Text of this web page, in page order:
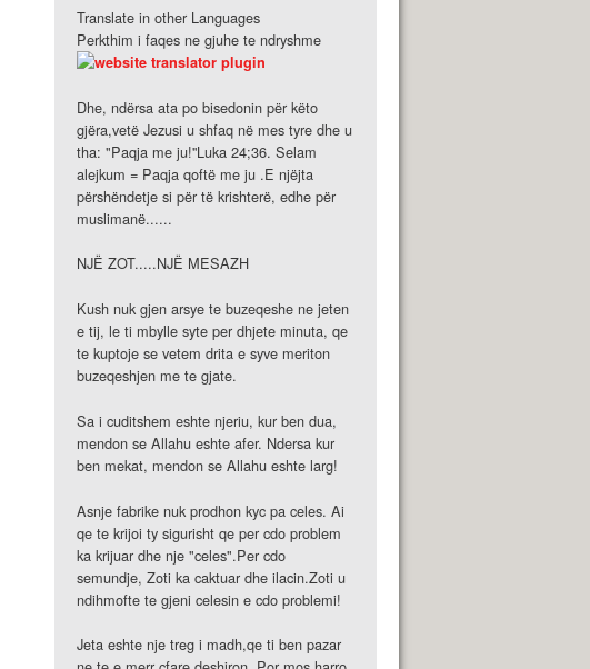
Translate in other Languages
Perkthim i faqes ne gjuhe te ndryshme
Dhe, ndërsa ata po bisedonin për këto
gjëra,vetë Jezusi u shfaq në mes tyre dhe u
tha: "Paqja me ju!''Luka 24;36. Selam
alejkum = Paqja qoftë me ju .E njëjta
përshëndetje si për të krishterë, edhe për
muslimanë......
NJË ZOT.....NJË MESAZH
Kush nuk gjen arsye te buzeqeshe ne jeten
e tij, le ti mbylle syte per dhjete minuta, qe
te kuptoje se vetem drita e syve meriton
buzeqeshjen me te gjate.
Sa i cuditshem eshte njeriu, kur ben dua,
mendon se Allahu eshte afer. Ndersa kur
ben mekat, mendon se Allahu eshte larg!
Asnje fabrike nuk prodhon kyc pa celes. Ai
qe te krijoi ty sigurisht qe per cdo problem
ka krijuar dhe nje "celes".Per cdo
semundje, Zoti ka caktuar dhe ilacin.Zoti u
ndihmofte te gjeni celesin e cdo problemi!
Jeta eshte nje treg i madh,qe ti ben pazar